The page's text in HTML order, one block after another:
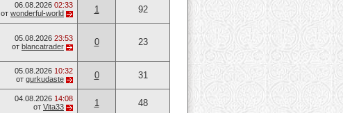
06.08.2026 02:33
от wonderful-world 1 92
05.08.2026 23:53
от blancatrader 0 23
05.08.2026 10:32
от gurkudaste 0 31
04.08.2026 14:08
от Vita33 1 48